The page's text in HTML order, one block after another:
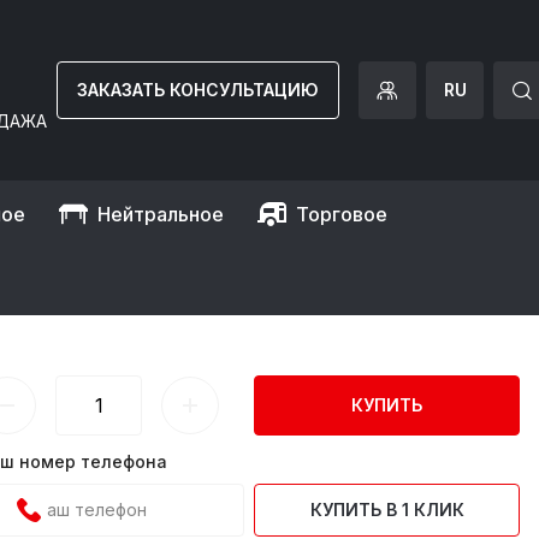
ЗАКАЗАТЬ КОНСУЛЬТАЦИЮ RU
Нейтральное Торговое
КУПИТЬ
номер телефона
КУПИТЬ В 1 КЛИК